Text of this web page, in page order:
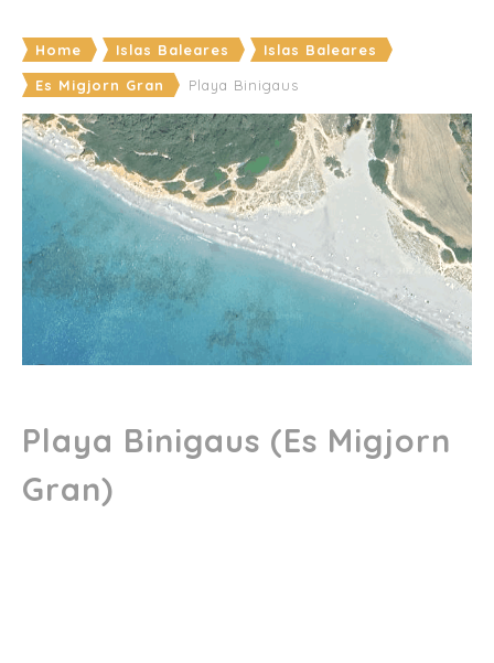
Home Islas Baleares
Islas Baleares
Es Migjorn Gran
Playa Binigaus
Playa Binigaus (Es Migjorn
Gran)